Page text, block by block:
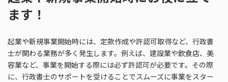
ます！
起業や新規事業開始時には、定款作成や許認可取得など、行政書
士が関わる業務が多く発生します。例えば、建設業や飲食店、美
容業など、事業を開始する際には必ず許認可が必要です。その際
に、行政書士のサポートを受けることでスムーズに事業をスター